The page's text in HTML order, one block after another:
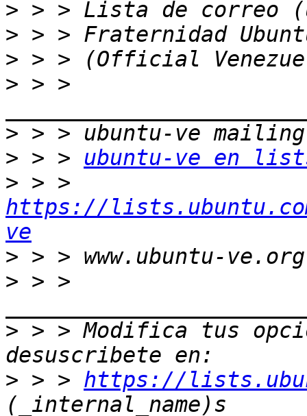
>
>
>
> > >
>
> > > ubuntu-ve en
>
https://
ve
>
> > >
> > > Modifica tus
> > > https://